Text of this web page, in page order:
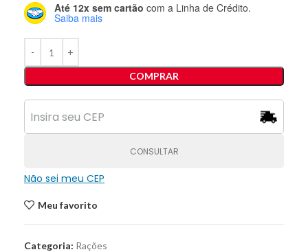
Até 12x sem cartão com a Linha de Crédito.
Saiba mais
COMPRAR
CONSULTAR
Não sei meu CEP
Meu favorito
Categoria: Rações